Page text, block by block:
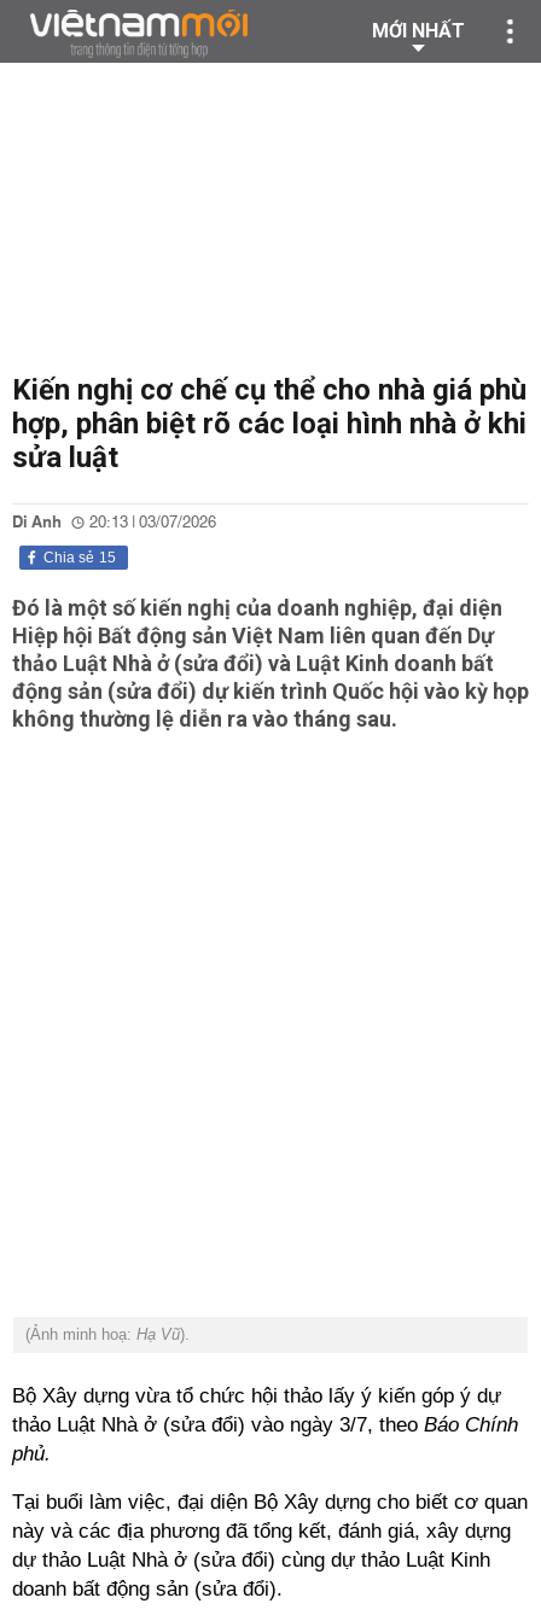
MỚI NHẤT
Kiến nghị cơ chế cụ thể cho nhà giá phù
hợp, phân biệt rõ các loại hình nhà ở khi
sửa luật
Di Anh 20:13 | 03/07/2026
15
Chia sẻ
Đó là một số kiến nghị của doanh nghiệp, đại diện
Hiệp hội Bất động sản Việt Nam liên quan đến Dự
thảo Luật Nhà ở (sửa đổi) và Luật Kinh doanh bất
động sản (sửa đổi) dự kiến trình Quốc hội vào kỳ họp
không thường lệ diễn ra vào tháng sau.
(Ảnh minh hoạ: Hạ Vũ).
Bộ Xây dựng vừa tổ chức hội thảo lấy ý kiến góp ý dự
thảo Luật Nhà ở (sửa đổi) vào ngày 3/7, theo Báo Chính
phủ.
Tại buổi làm việc, đại diện Bộ Xây dựng cho biết cơ quan
này và các địa phương đã tổng kết, đánh giá, xây dựng
dự thảo Luật Nhà ở (sửa đổi) cùng dự thảo Luật Kinh
doanh bất động sản (sửa đổi).